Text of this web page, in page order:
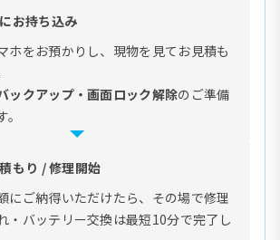
お持ち込み
ホをお預かりし、現物を見てお見積も
ックアップ・画面ロック解除のご準備
もり / 修理開始
にご納得いただけたら、その場で修理
・バッテリー交換は最短10分で完了し